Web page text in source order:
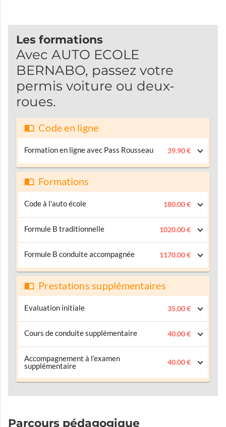
Les formations
Avec AUTO ECOLE
BERNABO, passez votre
permis voiture ou deux-
roues.
Code en ligne
Formation en ligne avec Pass Rousseau 39.90 €
Formations
Code à l'auto école 180.00 €
Formule B traditionnelle 1020.00 €
Formule B conduite accompagnée 1170.00 €
Prestations supplémentaires
Evaluation initiale 35.00 €
Cours de conduite supplémentaire 40.00 €
Accompagnement à l’examen
supplémentaire
40.00 €
Parcours pédagogique